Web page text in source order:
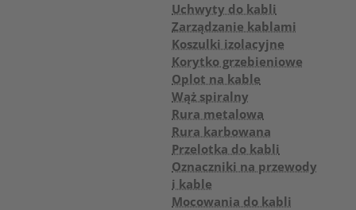
Uchwyty do kabli
Zarządzanie kablami
Koszulki izolacyjne
Korytko grzebieniowe
Oplot na kable
Wąż spiralny
Rura metalowa
Rura karbowana
Przelotka do kabli
Oznaczniki na przewody
i kable
Mocowania do kabli